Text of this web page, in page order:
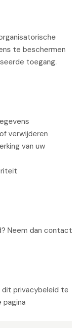
te beschermen
toegang.
verwijderen
van uw
Neem dan contact
privacybeleid te
pagina